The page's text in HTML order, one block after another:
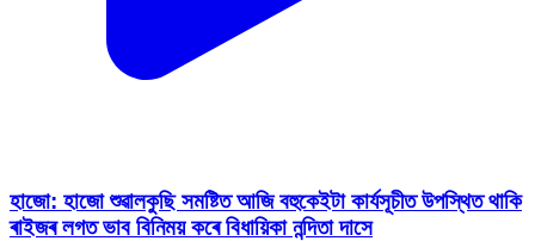
হাজো: হাজো শুৱালকুছি সমষ্টিত আজি বহুকেইটা কাৰ্যসূচীত উপস্থিত থাকি
ৰাইজৰ লগত ভাব বিনিময় কৰে বিধায়িকা নন্দিতা দাসে